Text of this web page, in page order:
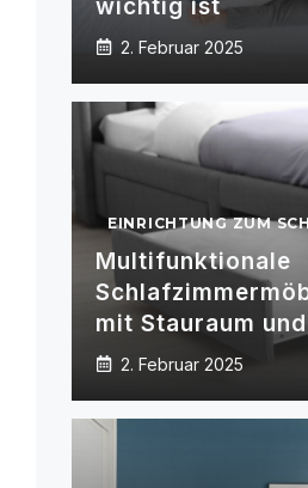
wichtig ist
2. Februar 2025
EINRICHTUNG ZUM
Multifunktionale
mit Stauraum
2. Februar 2025